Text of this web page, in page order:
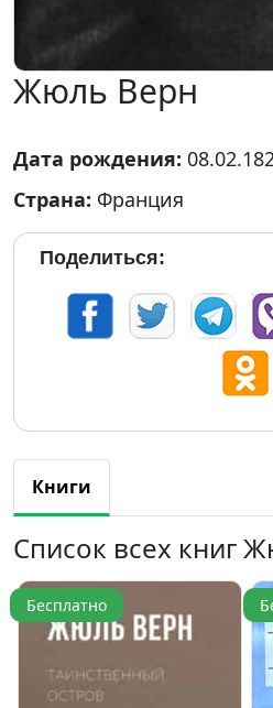
Жюль Верн
Дата рождения:
Страна: Франция
Поделиться:
Книги
Список всех книг
Бесплатно